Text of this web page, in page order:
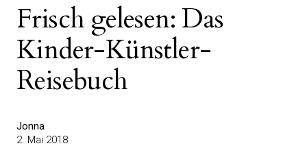
Frisch gelesen: Das
Kinder-Künstler-
Reisebuch
Jonna
2. Mai 2018